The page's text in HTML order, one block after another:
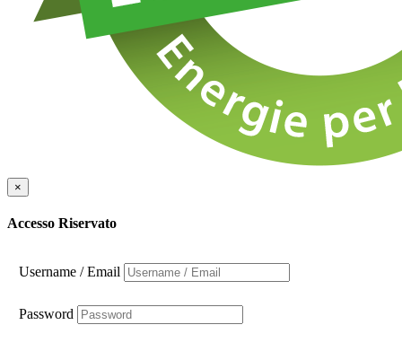
×
Accesso Riservato
Username / Email
Password